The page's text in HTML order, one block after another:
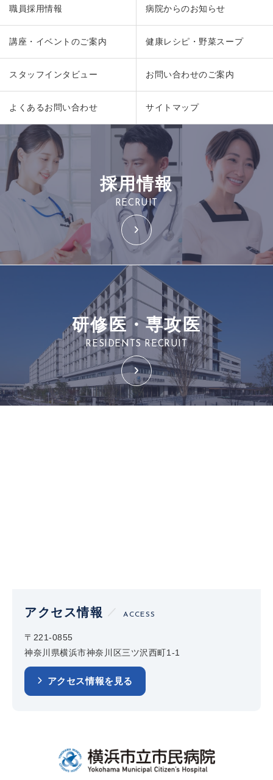
職員採用情報 病院からのお知らせ
講座・イベントのご案内 健康レシピ・野菜スープ
スタッフインタビュー お問い合わせのご案内
よくあるお問い合わせ サイトマップ
採用情報
RECRUIT
研修医・専攻医
RESIDENTS RECRUIT
アクセス情報 ACCESS
〒221-0855
神奈川県横浜市神奈川区三ツ沢西町1-1
アクセス情報を見る